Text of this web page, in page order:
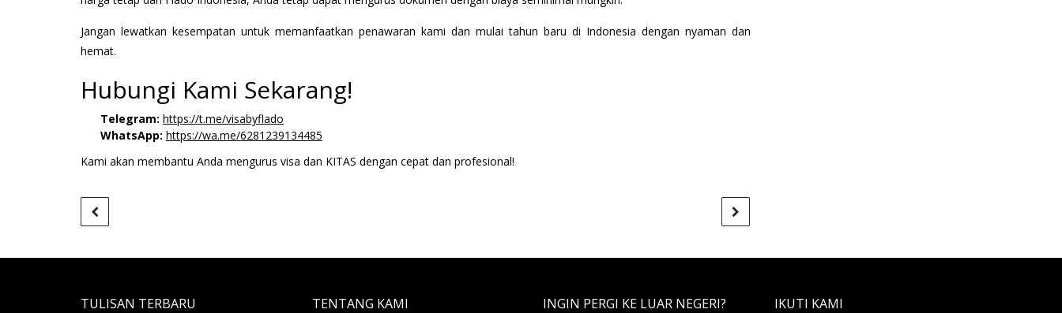
Jangan lewatkan kesempatan untuk memanfaatkan penawaran kami dan mulai tahun baru di Indonesia dengan nyaman dan
hemat.
Hubungi Kami Sekarang!
Telegram: https://t.me/visabyflado
WhatsApp: https://wa.me/6281239134485
Kami akan membantu Anda mengurus visa dan KITAS dengan cepat dan profesional!
TULISAN TERBARU TENTANG KAMI INGIN PERGI KE LUAR NEGERI? IKUTI KAMI